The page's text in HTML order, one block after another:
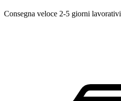
Consegna veloce 2-5 giorni lavorativi